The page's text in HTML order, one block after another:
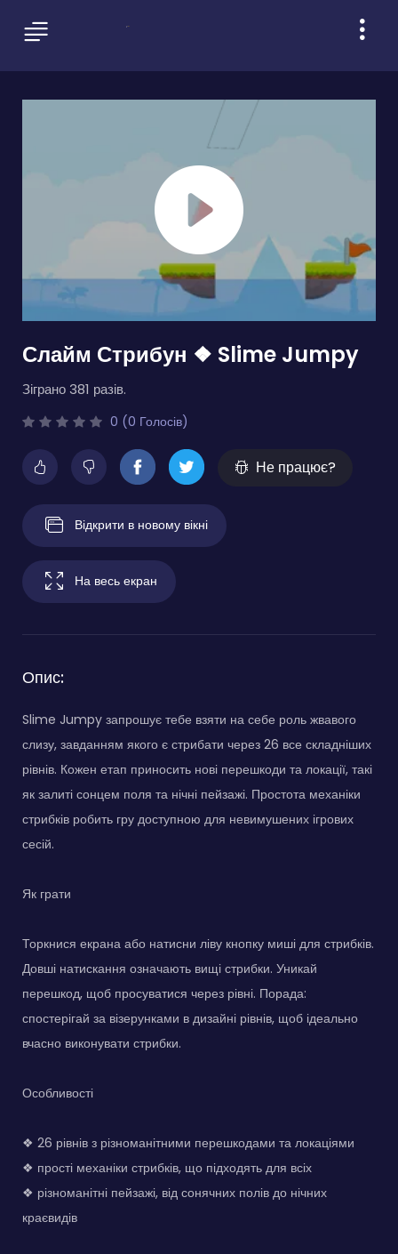
Слайм Стрибун ❖ Slime Jumpy
Зіграно 381 разів.
0 (0 Голосів)
Не працює?
Відкрити в новому вікні
На весь екран
Опис:
Slime Jumpy запрошує тебе взяти на себе роль жвавого
слизу, завданням якого є стрибати через 26 все складніших
рівнів. Кожен етап приносить нові перешкоди та локації, такі
як залиті сонцем поля та нічні пейзажі. Простота механіки
стрибків робить гру доступною для невимушених ігрових
сесій.
Як грати
Торкнися екрана або натисни ліву кнопку миші для стрибків.
Довші натискання означають вищі стрибки. Уникай
перешкод, щоб просуватися через рівні. Порада:
спостерігай за візерунками в дизайні рівнів, щоб ідеально
вчасно виконувати стрибки.
Особливості
❖ 26 рівнів з різноманітними перешкодами та локаціями
❖ прості механіки стрибків, що підходять для всіх
❖ різноманітні пейзажі, від сонячних полів до нічних
краєвидів